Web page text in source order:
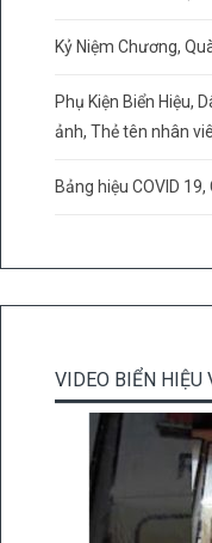
Kỷ Niệm Chương,
Phụ Kiện Biển Hiệu,
ảnh, Thẻ tên nhân
Bảng hiệu COVID
VIDEO BIỂN HIỆU